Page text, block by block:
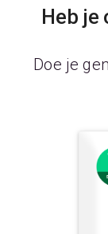
Heb je
Doe je